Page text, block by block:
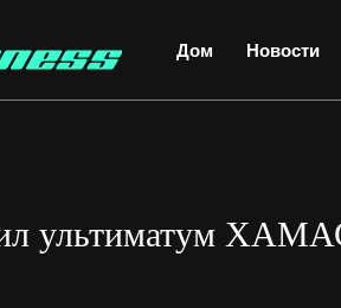
Дом Новости
ультиматум